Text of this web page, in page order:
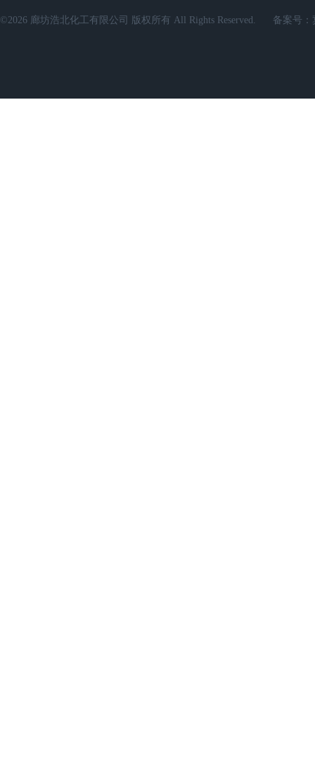
©2026 廊坊浩北化工有限公司 版权所有 All Rights Reserved. 备案号：